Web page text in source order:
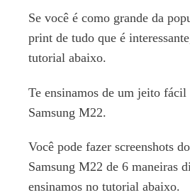
Se você é como grande da
print de tudo que é
tutorial abaixo.
Te ensinamos de um jeito
Samsung M22.
Você pode fazer screenshots
Samsung M22 de 6 maneiras
ensinamos no tutorial abaixo.